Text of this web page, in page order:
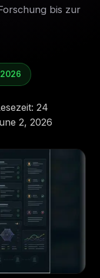
bis zur
: 24
2, 2026